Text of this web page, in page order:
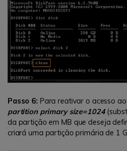
Passo 6: Para reativar o acesso
partition primary size=1024
da partição em MB que deseja
criará uma partição primária de 1